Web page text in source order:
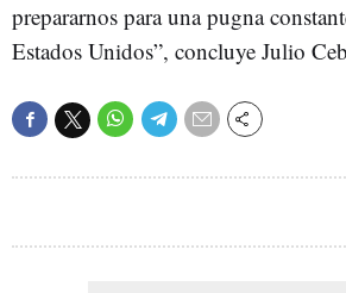
prepararnos para una pugna
Estados Unidos”, concluye Julio